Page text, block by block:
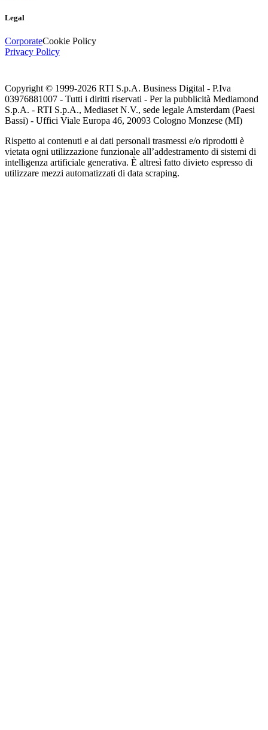
Legal
CorporateCookie Policy
Privacy Policy
Copyright © 1999-2026 RTI S.p.A. Business Digital - P.Iva
03976881007 - Tutti i diritti riservati - Per la pubblicità Mediamond
S.p.A. - RTI S.p.A., Mediaset N.V., sede legale Amsterdam (Paesi
Bassi) - Uffici Viale Europa 46, 20093 Cologno Monzese (MI)
Rispetto ai contenuti e ai dati personali trasmessi e/o riprodotti è
vietata ogni utilizzazione funzionale all’addestramento di sistemi di
intelligenza artificiale generativa. È altresì fatto divieto espresso di
utilizzare mezzi automatizzati di data scraping.